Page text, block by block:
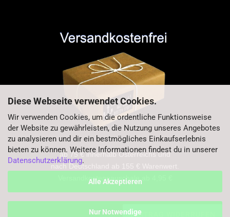
Diese Webseite verwendet Cookies.
Wir verwenden Cookies, um die ordentliche Funktionsweise
der Website zu gewährleisten, die Nutzung unseres Angebotes
zu analysieren und dir ein bestmögliches Einkaufserlebnis
bieten zu können. Weitere Informationen findest du in unserer
Datenschutzerklärung.
Alle Akzeptieren
Nur Notwendige
ab 75 € innerhalb Österreichs und
nach Deutschland ab 155 € Warenwert.
Versandkostenpauschale ab 4,95 €
VERTRAG WIDERRUFEN